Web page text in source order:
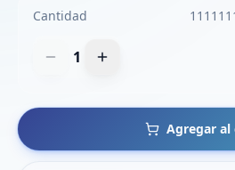
Cantidad
1
Agregar al